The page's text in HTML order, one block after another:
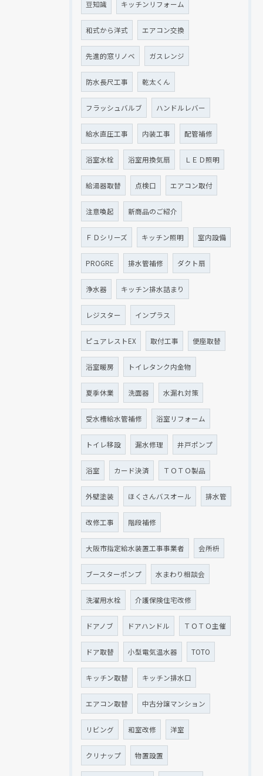
豆知識 キッチンリフォーム
和式から洋式 エアコン交換
先進的窓リノベ ガスレンジ
防水長尺工事 乾太くん
フラッシュバルブ ハンドルレバー
給水直圧工事 内装工事 配管補修
浴室水栓 浴室用換気扇 ＬＥＤ照明
給湯器取替 点検口 エアコン取付
注意喚起 新商品のご紹介
ＦＤシリーズ キッチン照明 室内設備
PROGRE 排水管補修 ダクト扇
浄水器 キッチン排水詰まり
レジスター インプラス
ピュアレストEX 取付工事 便座取替
浴室暖房 トイレタンク内金物
夏季休業 洗面器 水漏れ対策
受水槽給水管補修 浴室リフォーム
トイレ移設 漏水修理 井戸ポンプ
浴室 カード決済 ＴＯＴＯ製品
外壁塗装 ほくさんバスオール 排水管
改修工事 階段補修
大阪市指定給水装置工事事業者 会所枡
ブースターポンプ 水まわり相談会
洗濯用水栓 介護保険住宅改修
ドアノブ ドアハンドル ＴＯＴＯ主催
ドア取替 小型電気温水器 TOTO
キッチン取替 キッチン排水口
エアコン取替 中古分譲マンション
リビング 和室改修 洋室
クリナップ 物置設置